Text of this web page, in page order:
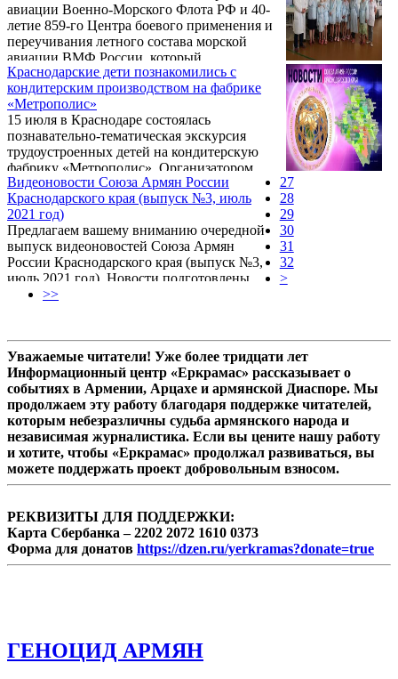
который дислоцируется в г. Ейске
Краснодарского края. Напомним, что в
торжественном мероприятии принимала
участие представительная делегация
Регионального отделения Общероссийской
общественной организации ...
авиации Военно-Морского Флота РФ и 40-
летие 859-го Центра боевого применения и
переучивания летного состава морской
авиации ВМФ России, который
дислоцируется в г. Ейске Краснодарского
края. В связи с юбилейными датами на
территории центра прошло торжественное
мероприятие, в котором участвовало
высшее руководство морской авиации РФ,
известные военачальники, прибывшие из
Москвы и других регионов России,
представители краевой власти, руководство
города и района.
Краснодарские дети познакомились с
кондитерским производством на фабрике
«Метрополис»
15 июля в Краснодаре состоялась
познавательно-тематическая экскурсия
трудоустроенных детей на кондитерскую
фабрику «Метрополис». Организатором
встречи, которая состоялась при содействии
Регионального отделения Общероссийской
общественной организации «Союз Армян
России» Краснодарского края, выступило
учреждение дополнительного образования
города Краснодара «Центр творчества
«Содружество».
Видеоновости Союза Армян России
Краснодарского края (выпуск №3, июль
2021 год)
Предлагаем вашему вниманию очередной
выпуск видеоновостей Союза Армян
России Краснодарского края (выпуск №3,
июль 2021 год). Новости подготовлены
Управлением информации Регионального
Краснодарского края совместно с
информационными службами местных
отделений САР на Кубани.
27
28
29
30
31
32
>
>>
Уважаемые читатели! Уже более тридцати лет
Информационный центр «Еркрамас» рассказывает о
событиях в Армении, Арцахе и армянской Диаспоре. Мы
продолжаем эту работу благодаря поддержке читателей,
которым небезразличны судьба армянского народа и
независимая журналистика. Если вы цените нашу работу
и хотите, чтобы «Еркрамас» продолжал развиваться, вы
можете поддержать проект добровольным взносом.
РЕКВИЗИТЫ ДЛЯ ПОДДЕРЖКИ:
Карта Сбербанка – 2202 2072 1610 0373
Форма для донатов https://dzen.ru/yerkramas?donate=true
ГЕНОЦИД АРМЯН